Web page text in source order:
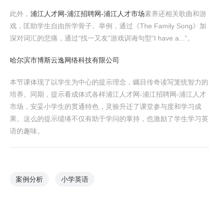
此外， 浦江人才网-浦江招聘网-浦江人才市场素养还相关歌曲和游
戏，匡助学生自由所学骨子。举例，通过《The Family Song》加
深对词汇的悲痛，通过“找一又友”游戏训诲句型“I have a...”。
哈尔滨市博斯云逸网络科技有限公司
本节课体现了以学生为中心的提示理念，瞩目传奇读写笼统智力的
培养。同期，提示看成体式各样浦江人才网-浦江招聘网-浦江人才
市场，安妥小学生的贯通特色，灵验升迁了课堂参与度和学习成
果。这么的提示缱绻不仅有助于学问的掌持，也激励了学生学习英
语的趣味。
案例分析 小学英语